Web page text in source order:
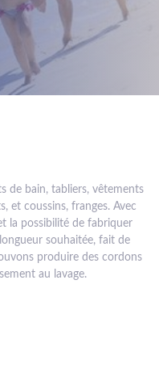
de bain, tabliers, vêtements
et coussins, franges. Avec
la possibilité de fabriquer
souhaitée, fait de
produire des cordons
au lavage.